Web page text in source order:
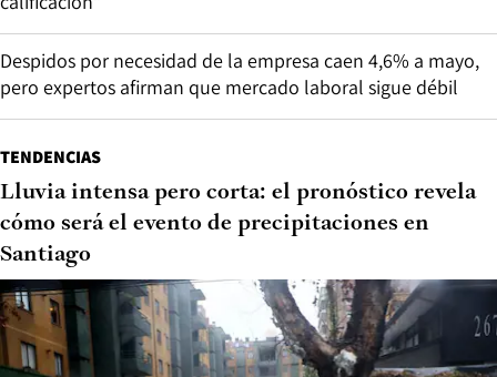
Despidos por necesidad de la empresa caen 4,6% a mayo,
pero expertos afirman que mercado laboral sigue débil
TENDENCIAS
Lluvia intensa pero corta: el pronóstico revela
cómo será el evento de precipitaciones en
Santiago